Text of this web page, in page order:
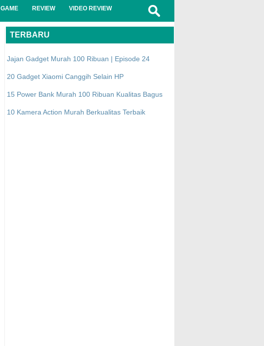
GAME REVIEW VIDEO REVIEW
TERBARU
Jajan Gadget Murah 100 Ribuan | Episode 24
20 Gadget Xiaomi Canggih Selain HP
15 Power Bank Murah 100 Ribuan Kualitas Bagus
10 Kamera Action Murah Berkualitas Terbaik